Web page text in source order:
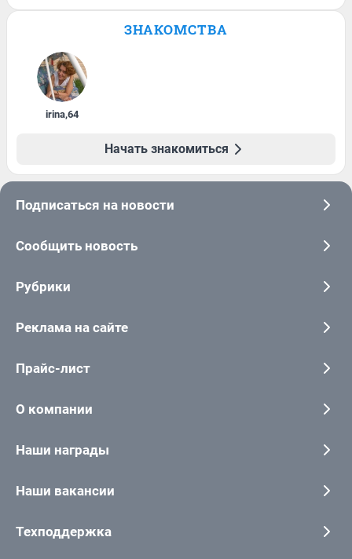
ЗНАКОМСТВА
irina,64
Начать знакомиться
Подписаться на новости
Сообщить новость
Рубрики
Реклама на сайте
Прайс-лист
О компании
Наши награды
Наши вакансии
Техподдержка